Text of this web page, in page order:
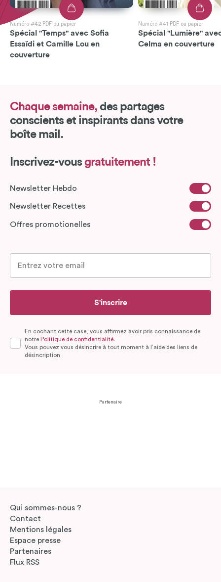
Numéro #42 PDF ou papier
Spécial "Temps" avec Sofia
Essaïdi et Camille Lou en
couverture
Numéro #41 PDF ou papier
Spécial "Lumière"
Celma en couverture
Chaque semaine, des partages
conscients et inspirants dans votre
boîte mail.
Inscrivez-vous gratuitement !
Newsletter Hebdo
Newsletter Recettes
Offres promotionelles
S'inscrire
En cochant cette case, vous affirmez avoir pris connaissance de
notre Politique de confidentialité.
Vous pouvez vous désincrire à tout moment à l’aide des liens de
désincription
Partenaire
Qui sommes-nous ?
Contact
Mentions légales
Espace presse
Partenaires
Flux RSS